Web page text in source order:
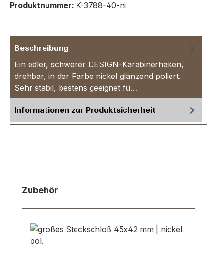
Produktnummer: K-3788-40-ni
Beschreibung
Ein edler, schwerer DESIGN-Karabinerhaken,
drehbar, in der Farbe nickel glänzend poliert.
Sehr stabil, bestens geeignet fü…
Informationen zur Produktsicherheit
Produktgalerie überspringen
Zubehör